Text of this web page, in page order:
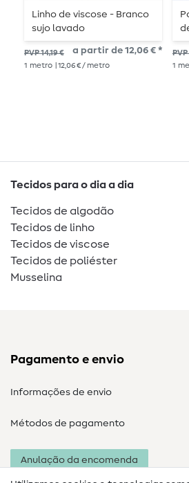
Linho de viscose - Branco
sujo lavado
PVP 14,19 € a partir de 12,06 € *
1 metro | 12,06 € / metro
PVP
1
Tecidos para o dia a dia
Tecidos de algodão
Tecidos de linho
Tecidos de viscose
Tecidos de poliéster
Musselina
Pagamento e envio
Informações de envio
Métodos de pagamento
Anulação da encomenda